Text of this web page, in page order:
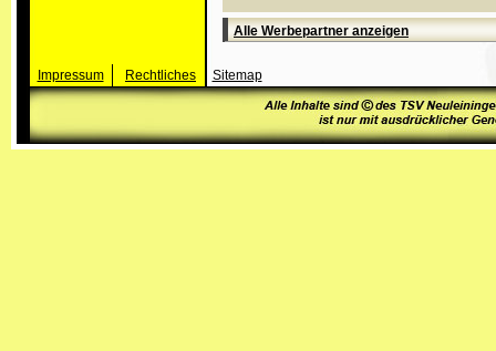
Alle Werbepartner anzeigen
Impressum Rechtliches Sitemap